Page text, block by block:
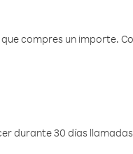
compres un importe.
durante 30 días